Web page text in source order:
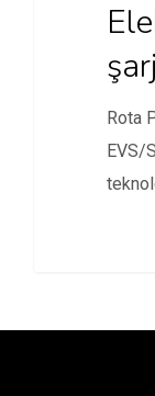
Rota
EVS/